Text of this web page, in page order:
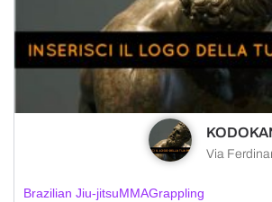
Brazilian Jiu-jitsuMMAGrappling